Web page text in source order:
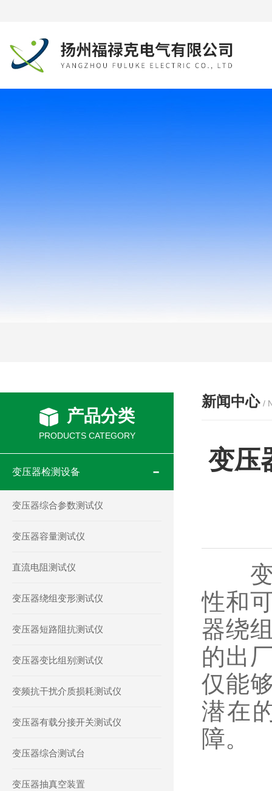
产品分类
PRODUCTS CATEGORY
变压器检测设备
变压器综合参数测试仪
变压器容量测试仪
直流电阻测试仪
变压器绕组变形测试仪
变压器短路阻抗测试仪
变压器变比组别测试仪
变频抗干扰介质损耗测试仪
变压器有载分接开关测试仪
变压器综合测试台
变压器抽真空装置
新闻中心 /
变压
变
性和
器绕
的出
仅能
潜在
障。